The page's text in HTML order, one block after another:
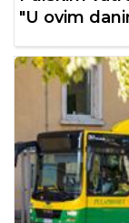
"U ovim